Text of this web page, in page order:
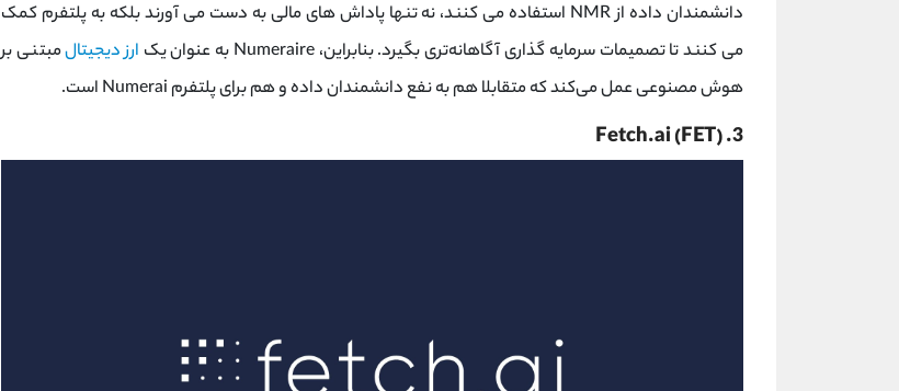
دانشمندان داده از NMR استفاده می کنند، نه تنها پاداش های مالی به دست می آورند بلکه به پلتفرم کمک
می کنند تا تصمیمات سرمایه گذاری آگاهانه‌تری بگیرد. بنابراین، Numeraire به عنوان یک
ارز دیجیتالمبتنی بر
هوش مصنوعی عمل می‌کند که متقابلا هم به نفع دانشمندان داده و هم برای پلتفرم Numerai است.
3. Fetch.ai (FET)